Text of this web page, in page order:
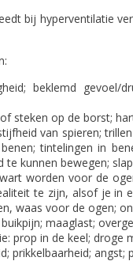
bij hyperventilatie
beklemd
steken op de borst;
van spieren;
tintelingen in
kunnen bewegen;
worden voor de
te zijn, alsof je in
waas voor de ogen;
maaglast;
prop in de keel;
prikkelbaarheid; angst;